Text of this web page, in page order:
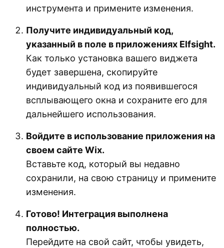
инструмента и примените изменения.
Получите индивидуальный код,
указанный в поле в приложениях Elfsight.
Как только установка вашего виджета
будет завершена, скопируйте
индивидуальный код из появившегося
всплывающего окна и сохраните его для
дальнейшего использования.
Войдите в использование приложения на
своем сайте Wix.
Вставьте код, который вы недавно
сохранили, на свою страницу и примените
изменения.
Готово! Интеграция выполнена
полностью.
Перейдите на свой сайт, чтобы увидеть,